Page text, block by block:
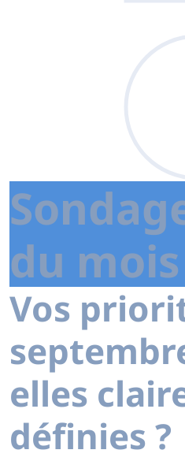
du mois
Vos
elles
définies ?